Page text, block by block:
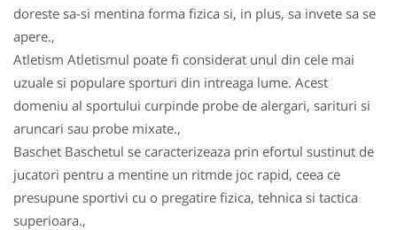
doreste sa-si mentina forma fizica si, in plus, sa invete sa se
apere.,
Atletism Atletismul poate fi considerat unul din cele mai
uzuale si populare sporturi din intreaga lume. Acest
domeniu al sportului curpinde probe de alergari, sarituri si
aruncari sau probe mixate.,
Baschet Baschetul se caracterizeaza prin efortul sustinut de
jucatori pentru a mentine un ritmde joc rapid, ceea ce
presupune sportivi cu o pregatire fizica, tehnica si tactica
superioara.,